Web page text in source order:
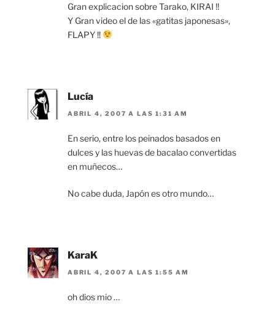
Gran explicacion sobre Tarako, KIRAI !!
Y Gran video el de las «gatitas japonesas»,
FLAPY !!
Lucía
ABRIL 4, 2007 A LAS 1:31 AM
En serio, entre los peinados basados en
dulces y las huevas de bacalao convertidas
en muñecos…
No cabe duda, Japón es otro mundo…
KaraK
ABRIL 4, 2007 A LAS 1:55 AM
oh dios mio …